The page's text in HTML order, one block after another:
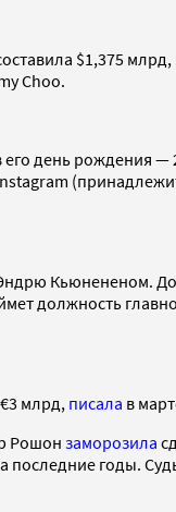
$1,375
Choo.
день рождения
Кьюнененом.
должность
млрд, писала в
Рошон заморозила
годы.